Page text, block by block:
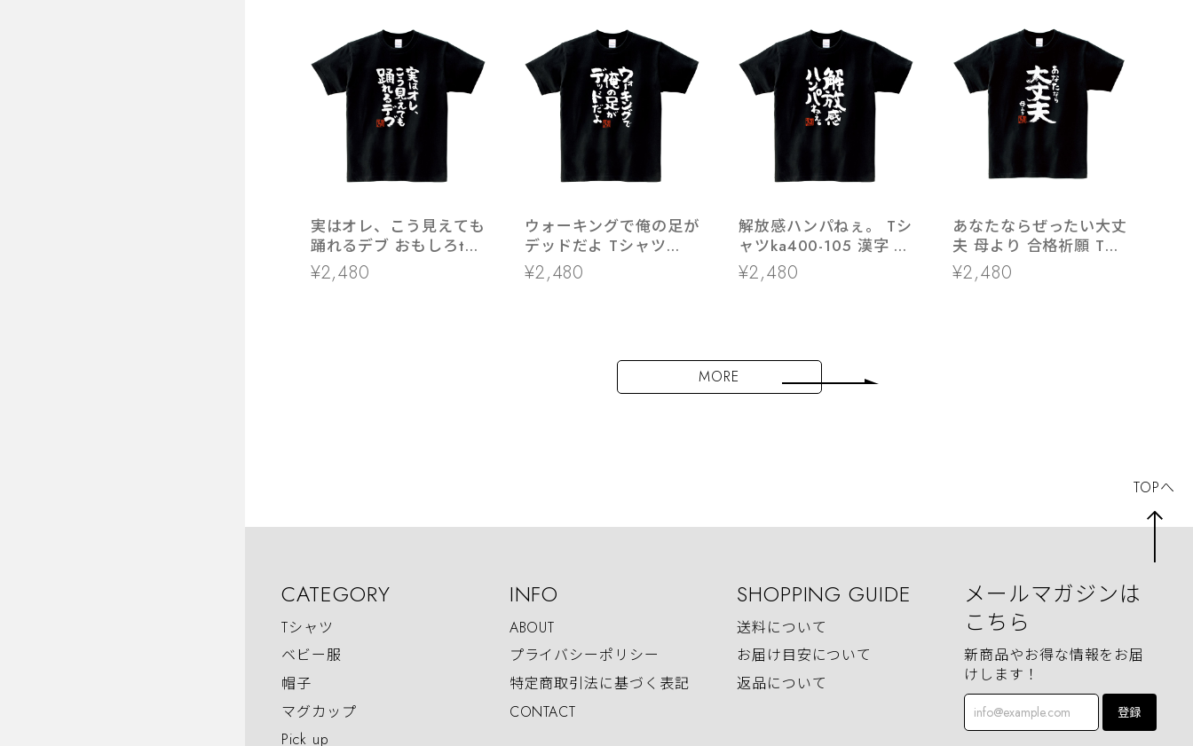
実はオレ、こう見えても
踊れるデブ おもしろtシ
ャツ ka300-20 漢字 文
字 メッセージTシャツ
¥2,480
ウォーキングで俺の足が
デッドだよ Tシャツ
ka400-27 おもしろ 漢
字 スポーツ ダイエット
¥2,480
解放感ハンパねぇ。 Tシ
ャツka400-105 漢字 和
柄 自由 解放 男女兼用
¥2,480
あなたならぜったい大丈
夫 母より 合格祈願 Tシ
ャツ ka500-35 受験 資
格 試合 スポーツ 願掛け
¥2,480
MORE
CATEGORY
Tシャツ
ベビー服
帽子
マグカップ
Pick up
INFO
ABOUT
プライバシーポリシー
特定商取引法に基づく表記
CONTACT
SHOPPING GUIDE
送料について
お届け目安について
返品について
メールマガジンは
こちら
新商品やお得な情報をお届
けします！
登録
TOPへ